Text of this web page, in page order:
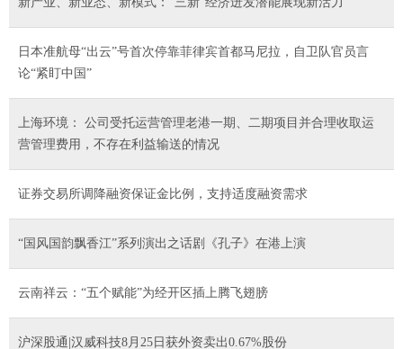
日本准航母“出云”号首次停靠菲律宾首都马尼拉，自卫队官员言
论“紧盯中国”
上海环境： 公司受托运营管理老港一期、二期项目并合理收取运
营管理费用，不存在利益输送的情况
证券交易所调降融资保证金比例，支持适度融资需求
“国风国韵飘香江”系列演出之话剧《孔子》在港上演
云南祥云：“五个赋能”为经开区插上腾飞翅膀
沪深股通|汉威科技8月25日获外资卖出0.67%股份